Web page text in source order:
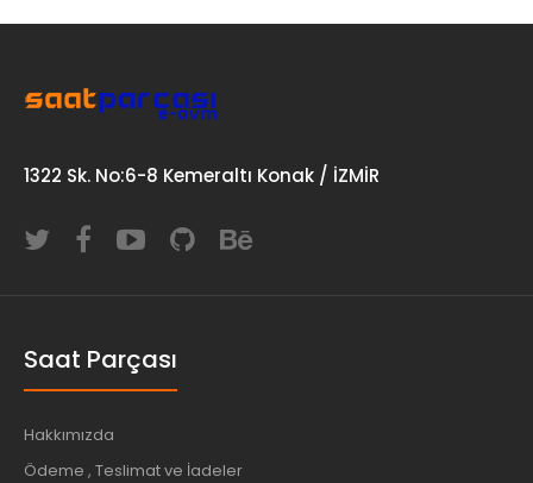
1322 Sk. No:6-8 Kemeraltı Konak / İZMİR
Saat Parçası
Hakkımızda
Ödeme , Teslimat ve İadeler